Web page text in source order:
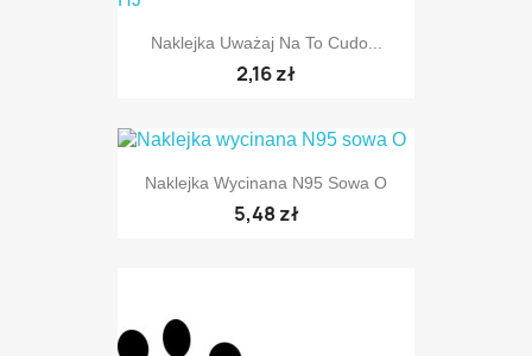
Naklejka Uważaj Na To Cudo...
2,16 zł
Naklejka Wycinana N95 Sowa O
5,48 zł